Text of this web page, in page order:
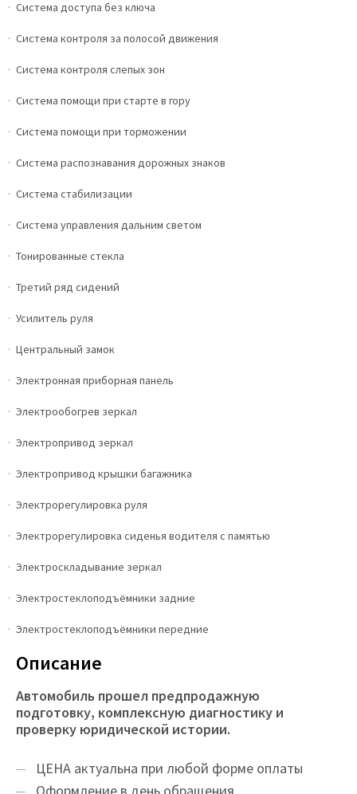
Система доступа без ключа
Система контроля за полосой движения
Система контроля слепых зон
Система помощи при старте в гору
Система помощи при торможении
Система распознавания дорожных знаков
Система стабилизации
Система управления дальним светом
Тонированные стекла
Третий ряд сидений
Усилитель руля
Центральный замок
Электронная приборная панель
Электрообогрев зеркал
Электропривод зеркал
Электропривод крышки багажника
Электрорегулировка руля
Электрорегулировка сиденья водителя с памятью
Электроскладывание зеркал
Электростеклоподъёмники задние
Электростеклоподъёмники передние
Описание
Автомобиль прошел предпродажную
подготовку, комплексную диагностику и
проверку юридической истории.
ЦEНA актуальна при любой форме оплаты